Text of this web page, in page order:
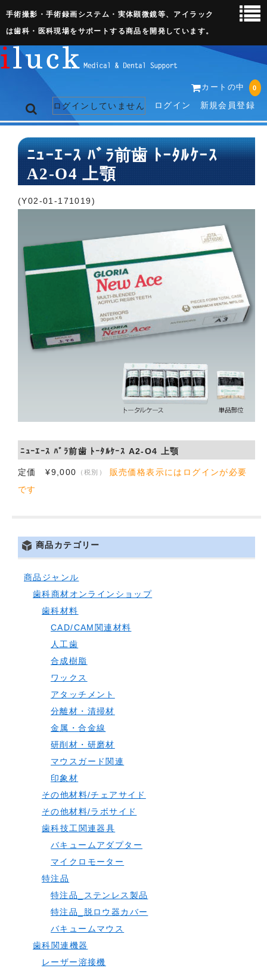
手術撮影・手術録画システム・実体顕微鏡等、アイラック
は歯科・医科現場をサポートする商品を開発しています。
カートの中 0
ログインしていません ログイン 新規会員登録
トップページ
ネット販売ページ
歯科関連機器
3D実体顕微鏡
会社概要
お問い合わせ
ﾆｭｰｴｰｽ ﾊﾞﾗ前歯 ﾄｰﾀﾙｹｰｽ
A2-O4 上顎
(Y02-01-171019)
ﾆｭｰｴｰｽ ﾊﾞﾗ前歯 ﾄｰﾀﾙｹｰｽ A2-O4 上顎
定価 ¥9,000 （税別）
販売価格表示にはログインが必要
です
商品カテゴリー
商品ジャンル
歯科商材オンラインショップ
歯科材料
CAD/CAM関連材料
人工歯
合成樹脂
ワックス
アタッチメント
分離材・清掃材
金属・合金線
研削材・研磨材
マウスガード関連
印象材
その他材料/チェアサイド
その他材料/ラボサイド
歯科技工関連器具
バキュームアダプター
マイクロモーター
特注品
特注品_ステンレス製品
特注品_脱ロウ器カバー
バキュームマウス
歯科関連機器
レーザー溶接機